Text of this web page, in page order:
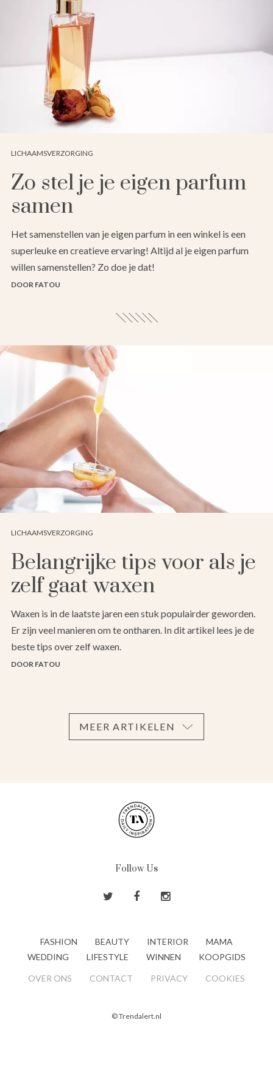
LICHAAMSVERZORGING
Zo stel je je eigen parfum
samen
Het samenstellen van je eigen parfum in een winkel is een
superleuke en creatieve ervaring! Altijd al je eigen parfum
willen samenstellen? Zo doe je dat!
DOOR FATOU
LICHAAMSVERZORGING
Belangrijke tips voor als je
zelf gaat waxen
Waxen is in de laatste jaren een stuk populairder geworden.
Er zijn veel manieren om te ontharen. In dit artikel lees je de
beste tips over zelf waxen.
DOOR FATOU
MEER ARTIKELEN
Follow Us
FASHION BEAUTY INTERIOR
MAMA
WEDDING
LIFESTYLE WINNEN KOOPGIDS
OVER ONS CONTACT PRIVACY COOKIES
© Trendalert.nl